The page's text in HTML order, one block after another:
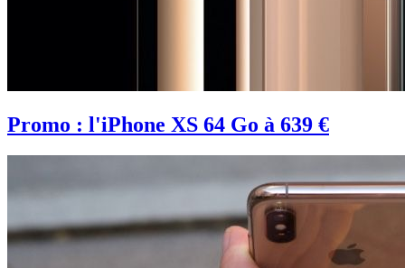
Promo : l'iPhone XS 64 Go à 639 €